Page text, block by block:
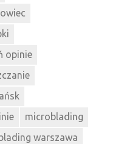
opinie
microblading
warszawa